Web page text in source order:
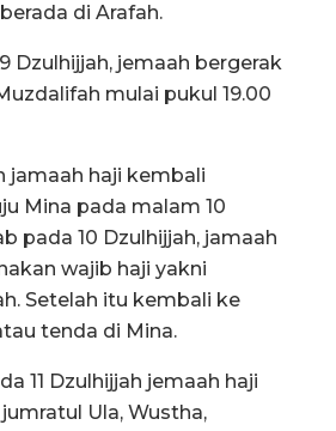
di Arafah.
Dzulhijjah, jemaah bergerak
mulai pukul 19.00
jamaah haji kembali
Mina pada malam 10
pada 10 Dzulhijjah, jamaah
wajib haji yakni
Setelah itu kembali ke
tenda di Mina.
11 Dzulhijjah jemaah haji
Ula, Wustha,